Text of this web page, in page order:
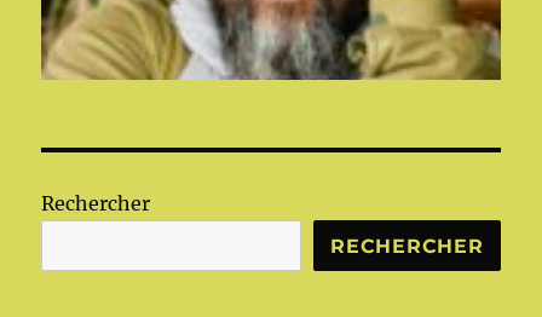
Rechercher
RECHERCHER